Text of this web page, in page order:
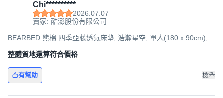
Chi**********
2026.07.07
賣家: 酷澎股份有限公司
BEARBED 熊棉 四季亞藤透氣床墊, 浩瀚星空, 單人(180 x 90cm),
整體質地還算符合價格
有幫助 檢舉